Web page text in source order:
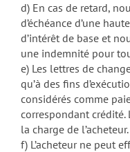
d) En cas de retard,
d’échéance d’une
d’intérêt de base et
une indemnité pour
e) Les lettres de
qu’à des fins
considérés comme
correspondant crédité.
la charge de l’acheteur.
f) L’acheteur ne peut